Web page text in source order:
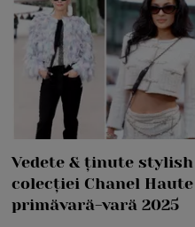
Vedete & ținute
colecției Chanel
primăvară-vară 2025